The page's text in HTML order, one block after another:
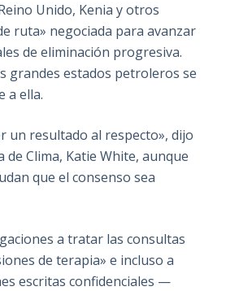
Unido, Kenia y otros
ruta» negociada para avanzar
de eliminación progresiva.
grandes estados petroleros se
a ella.
un resultado al respecto», dijo
Clima, Katie White, aunque
que el consenso sea
a tratar las consultas
de terapia» e incluso a
escritas confidenciales —